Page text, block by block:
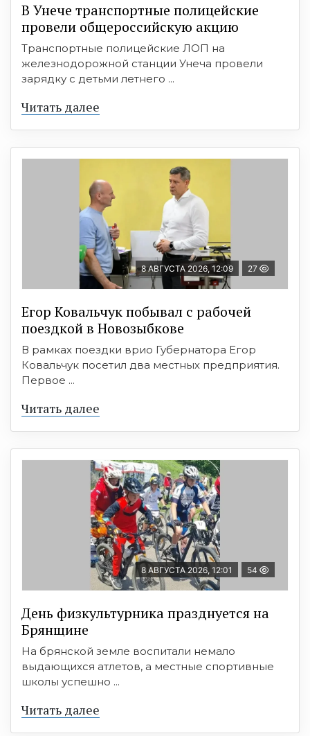
В Унече транспортные полицейские
провели общероссийскую акцию
Транспортные полицейские ЛОП на
железнодорожной станции Унеча провели
зарядку с детьми летнего ...
Читать далее
8 АВГУСТА 2026, 12:09 27
Егор Ковальчук побывал с рабочей
поездкой в Новозыбкове
В рамках поездки врио Губернатора Егор
Ковальчук посетил два местных предприятия.
Первое ...
Читать далее
8 АВГУСТА 2026, 12:01 54
День физкультурника празднуется на
Брянщине
На брянской земле воспитали немало
выдающихся атлетов, а местные спортивные
школы успешно ...
Читать далее